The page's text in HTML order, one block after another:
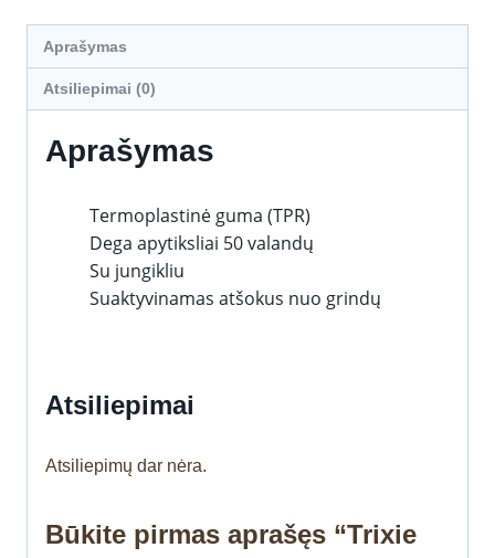
Aprašymas
Atsiliepimai (0)
Aprašymas
Termoplastinė guma (TPR)
Dega apytiksliai 50 valandų
Su jungikliu
Suaktyvinamas atšokus nuo grindų
Atsiliepimai
Atsiliepimų dar nėra.
Būkite pirmas aprašęs “Trixie